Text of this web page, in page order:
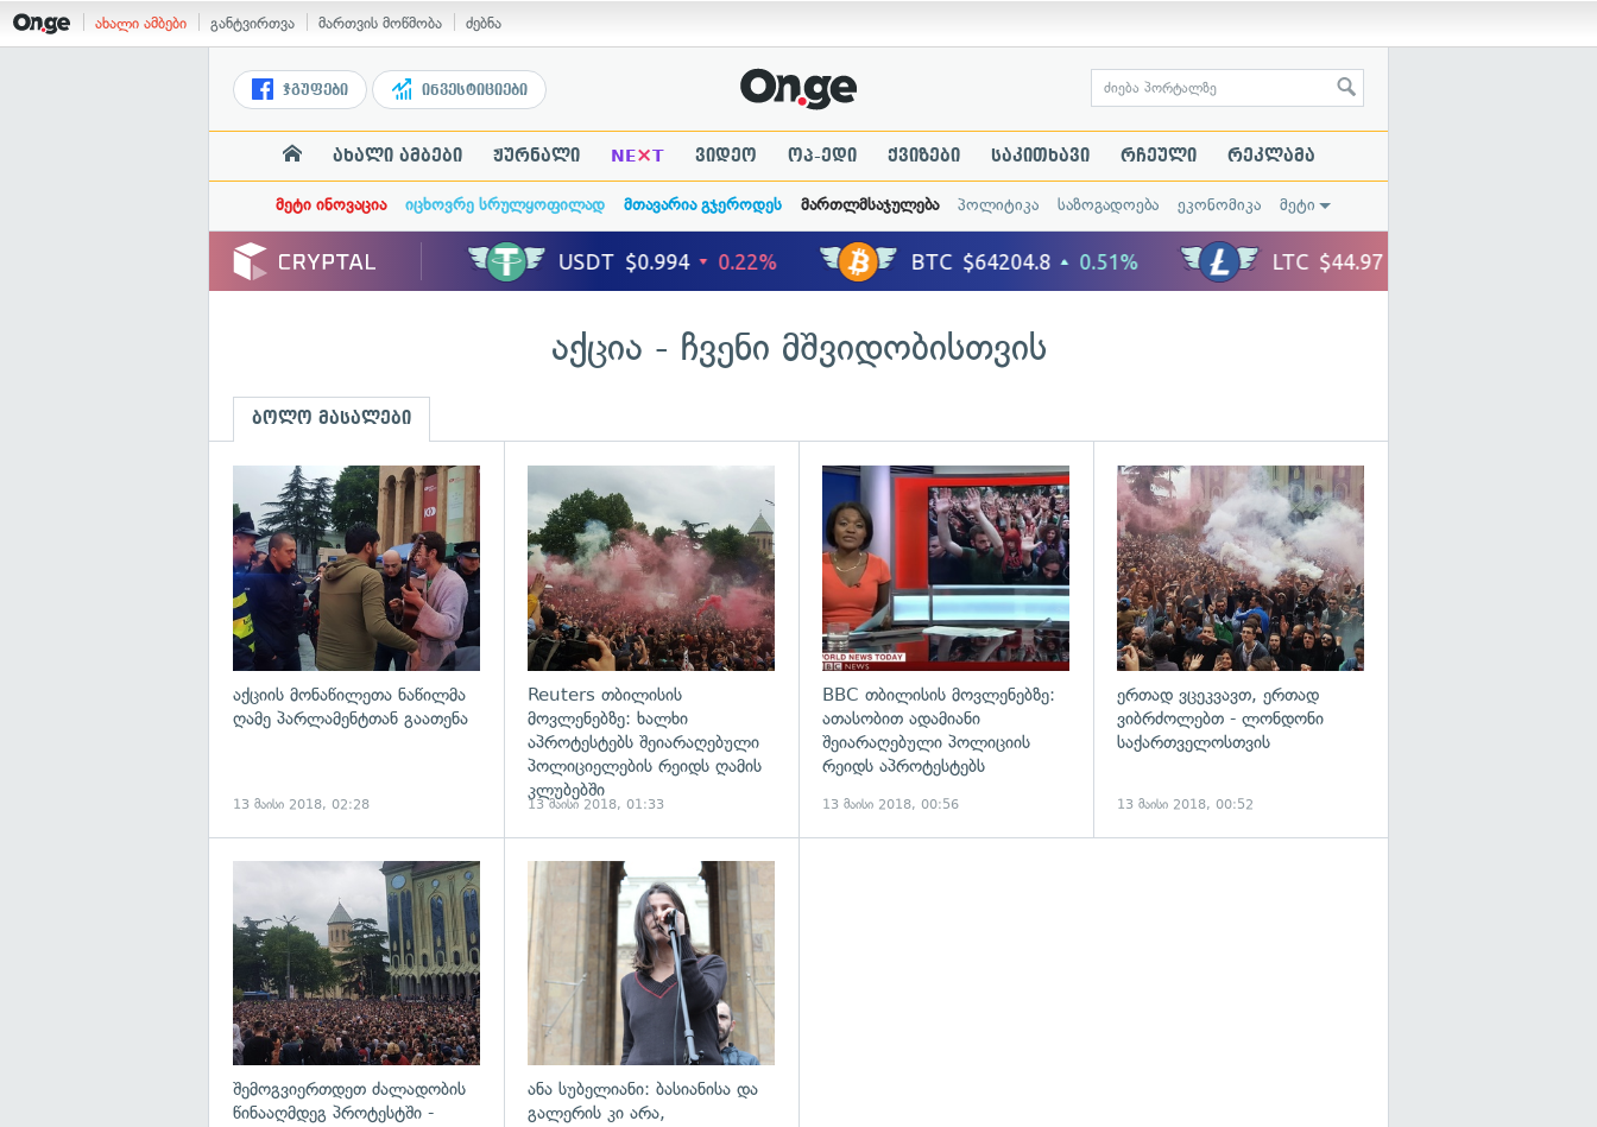
ახალი ამბები განტვირთვა მართვის მოწმობა ძებნა
ჯგუფები ინვესტიციები
ახალი ამბები ჟურნალი NE×T ვიდეო ოპ-ედი ქვიზები საკითხავი რჩეული რეკლამა
მეტი ინოვაცია იცხოვრე სრულყოფილად მთავარია გჯეროდეს მართლმსაჯულება პოლიტიკა საზოგადოება ეკონომიკა მეტი
აქცია - ჩვენი მშვიდობისთვის
ბოლო მასალები
გადახედვა
აქციის მონაწილეთა ნაწილმა
ღამე პარლამენტთან გაათენა
13 მაისი 2018, 02:28
Reuters თბილისის
მოვლენებზე: ხალხი
აპროტესტებს შეიარაღებული
პოლიციელების რეიდს ღამის
კლუბებში
13 მაისი 2018, 01:33
გადახედვა
BBC თბილისის მოვლენებზე:
ათასობით ადამიანი
შეიარაღებული პოლიციის
რეიდს აპროტესტებს
13 მაისი 2018, 00:56
ერთად ვცეკვავთ, ერთად
ვიბრძოლებთ - ლონდონი
საქართველოსთვის
13 მაისი 2018, 00:52
გადახედვა
შემოგვიერთდეთ ძალადობის
წინააღმდეგ პროტესტში -
ანა სუბელიანი: ბასიანისა და
გალერის კი არა,